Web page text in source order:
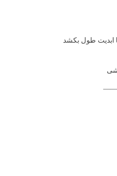
ابدیت طول بکشد